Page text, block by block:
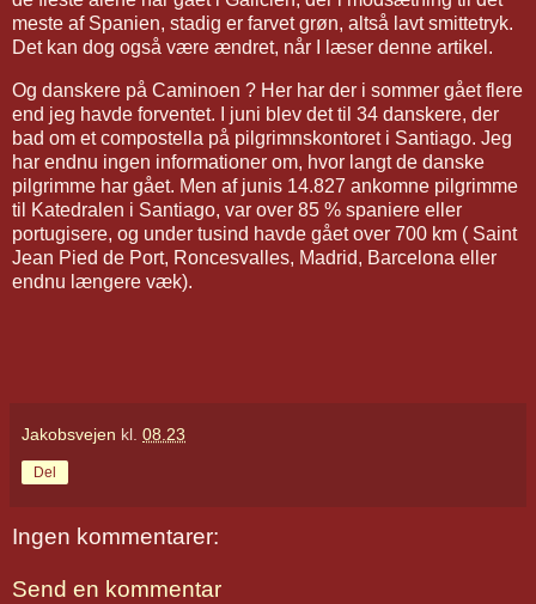
meste af Spanien, stadig er farvet grøn, altså lavt smittetryk.
Det kan dog også være ændret, når I læser denne artikel.
Og danskere på Caminoen ? Her har der i sommer gået flere
end jeg havde forventet. I juni blev det til 34 danskere, der
bad om et compostella på pilgrimnskontoret i Santiago. Jeg
har endnu ingen informationer om, hvor langt de danske
pilgrimme har gået. Men af junis 14.827 ankomne pilgrimme
til Katedralen i Santiago, var over 85 % spaniere eller
portugisere, og under tusind havde gået over 700 km ( Saint
Jean Pied de Port, Roncesvalles, Madrid, Barcelona eller
endnu længere væk).
Jakobsvejen kl. 08.23
Del
Ingen kommentarer:
Send en kommentar